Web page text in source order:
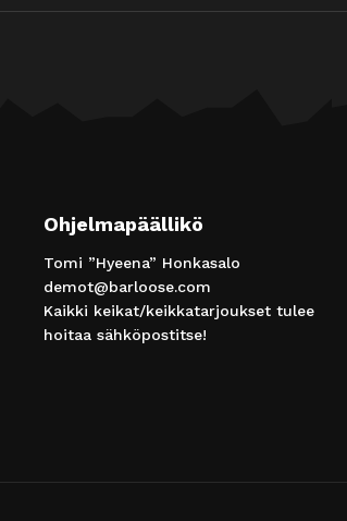
Ohjelmapäällikö
Tomi ”Hyeena” Honkasalo
demot@barloose.com
Kaikki keikat/keikkatarjoukset tulee
hoitaa sähköpostitse!